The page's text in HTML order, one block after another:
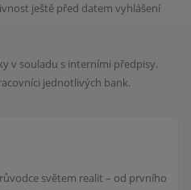
ještě před datem vyhlášení
v souladu s interními předpisy.
jednotlivých bank.
světem realit – od prvního